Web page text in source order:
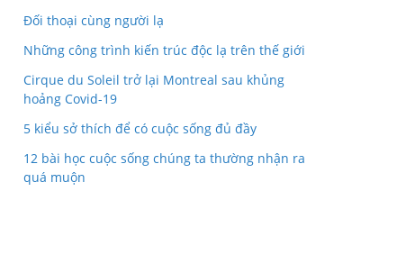
Đối thoại cùng người lạ
Những công trình kiến trúc độc lạ trên thế giới
Cirque du Soleil trở lại Montreal sau khủng
hoảng Covid-19
5 kiểu sở thích để có cuộc sống đủ đầy
12 bài học cuộc sống chúng ta thường nhận ra
quá muộn